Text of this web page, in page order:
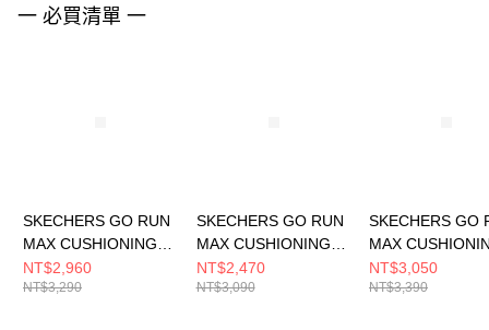
請求用戶進行身份認證。
５．嚴禁一人註冊多個帳號或使用他人資訊註冊。若發現惡意使用之情形，
一 必買清單 一
SKECHERS GO RUN
MAX CUSHIONING
ENDEAVOUR 女 跑步
鞋 129484BKW
NT$2,960
NT$3,290
SKECHERS GO RUN
MAX CUSHIONING
ENDEAVOUR 男 跑步
鞋 220613BKW
NT$2,470
NT$3,090
SKECHERS GO
MAX
ENDEAVOUR 女
鞋 129480WHT
NT$3,050
NT$3,390